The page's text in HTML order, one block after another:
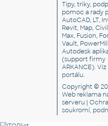
Tipy, triky,
pomoc a rady
AutoCAD, LT,
Revit, Map,
Max, Fusion,
Vault,
Autodesk
(support firmy
ARKANCE). Viz
portálu.
Copyright ©
Web reklama
serveru |
soukromí,